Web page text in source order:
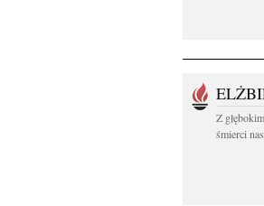
Z
śmierci